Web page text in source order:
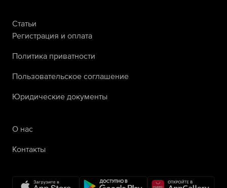
Статьи
Регистрация и оплата
Политика приватности
Пользовательское соглашение
Юридические документы
О нас
Контакты